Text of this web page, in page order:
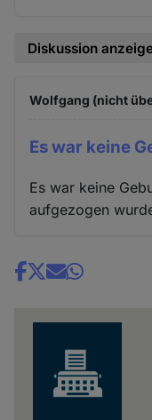
Diskussion
Wolfgang (nicht
Es war keine
Es war keine
aufgezogen
Share